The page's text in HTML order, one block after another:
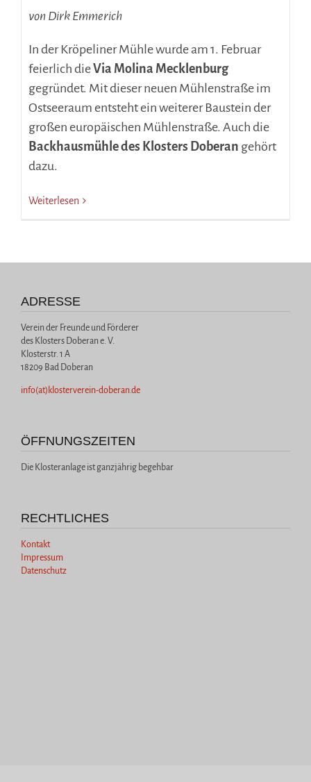
von Dirk Emmerich
In der Kröpeliner Mühle wurde am 1. Februar
feierlich dieVia Molina Mecklenburg
gegründet. Mit dieser neuen Mühlenstraße im
Ostseeraum entsteht ein weiterer Baustein der
großen europäischen Mühlenstraße. Auch die
Backhausmühle des Klosters Doberan gehört
dazu.
Weiterlesen
ADRESSE
Verein der Freunde und Förderer
des Klosters Doberan e. V.
Klosterstr. 1 A
18209 Bad Doberan
info(at)klosterverein-doberan.de
ÖFFNUNGSZEITEN
Die Klosteranlage ist ganzjährig begehbar
RECHTLICHES
Kontakt
Impressum
Datenschutz